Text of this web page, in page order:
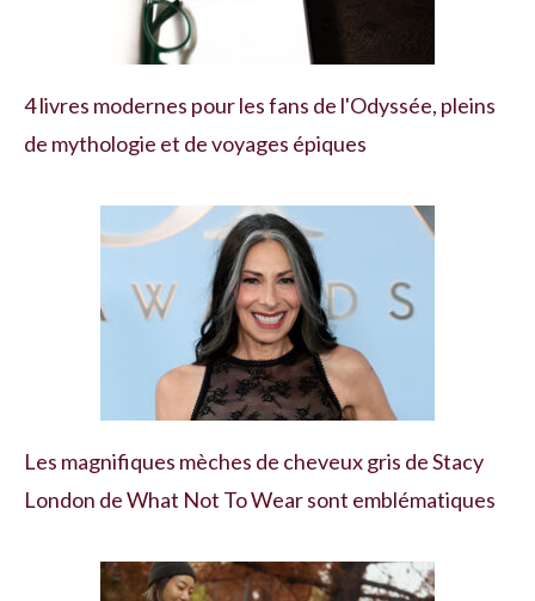
4 livres modernes pour les fans de l'Odyssée, pleins
de mythologie et de voyages épiques
Les magnifiques mèches de cheveux gris de Stacy
London de What Not To Wear sont emblématiques